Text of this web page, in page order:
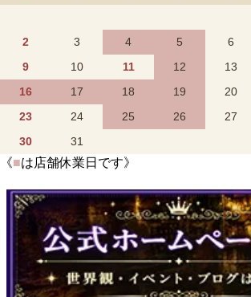
2
3 4 5 6
9
10 11 12 13
16
17 18 19 20
23
24 25 26 27
30
31
《■は店舗休業日です》